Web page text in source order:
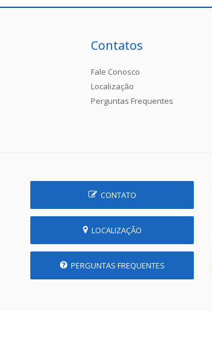
Contatos
Fale Conosco
Localização
Perguntas Frequentes
CONTATO
LOCALIZAÇÃO
PERGUNTAS FREQUENTES